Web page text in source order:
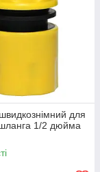
для
1/2 дюйма